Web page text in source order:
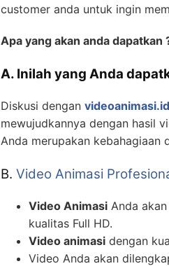
customer anda untuk ingin
Apa yang akan anda dapatkan
A. Inilah yang Anda
Diskusi dengan videoanimasi.id
mewujudkannya dengan hasil
Anda merupakan kebahagiaan
B. Video Animasi
Video Animasi Anda
kualitas Full HD.
Video animasi dengan
Video Anda akan